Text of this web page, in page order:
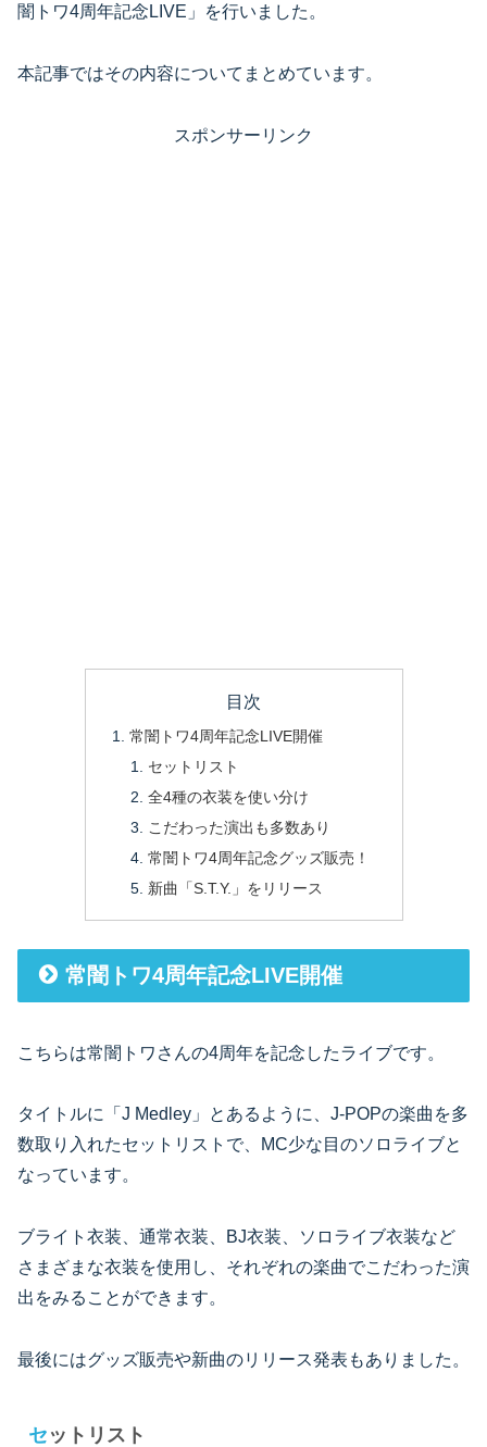
闇トワ4周年記念LIVE」を行いました。
本記事ではその内容についてまとめています。
スポンサーリンク
目次
常闇トワ4周年記念LIVE開催
セットリスト
全4種の衣装を使い分け
こだわった演出も多数あり
常闇トワ4周年記念グッズ販売！
新曲「S.T.Y.」をリリース
常闇トワ4周年記念LIVE開催
こちらは常闇トワさんの4周年を記念したライブです。
タイトルに「J Medley」とあるように、J-POPの楽曲を多
数取り入れたセットリストで、MC少な目のソロライブと
なっています。
ブライト衣装、通常衣装、BJ衣装、ソロライブ衣装など
さまざまな衣装を使用し、それぞれの楽曲でこだわった演
出をみることができます。
最後にはグッズ販売や新曲のリリース発表もありました。
セットリスト